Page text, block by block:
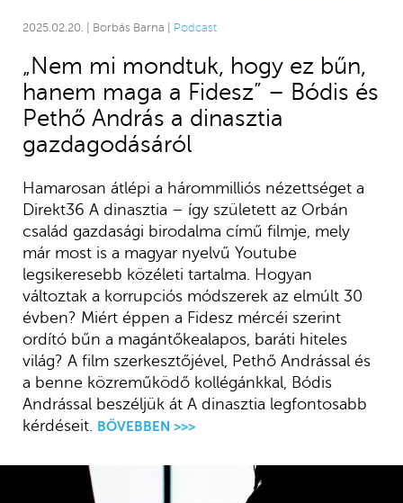
2025.02.20. | Borbás Barna | Podcast
„Nem mi mondtuk, hogy ez bűn,
hanem maga a Fidesz” – Bódis és
Pethő András a dinasztia
gazdagodásáról
Hamarosan átlépi a hárommilliós nézettséget a
Direkt36 A dinasztia – így született az Orbán
család gazdasági birodalma című filmje, mely
már most is a magyar nyelvű Youtube
legsikeresebb közéleti tartalma. Hogyan
változtak a korrupciós módszerek az elmúlt 30
évben? Miért éppen a Fidesz mércéi szerint
ordító bűn a magántőkealapos, baráti hiteles
világ? A film szerkesztőjével, Pethő Andrással és
a benne közreműködő kollégánkkal, Bódis
Andrással beszéljük át A dinasztia legfontosabb
kérdéseit.
BŐVEBBEN >>>